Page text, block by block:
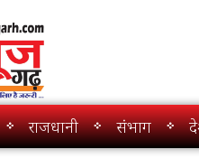
राजधानी संभाग